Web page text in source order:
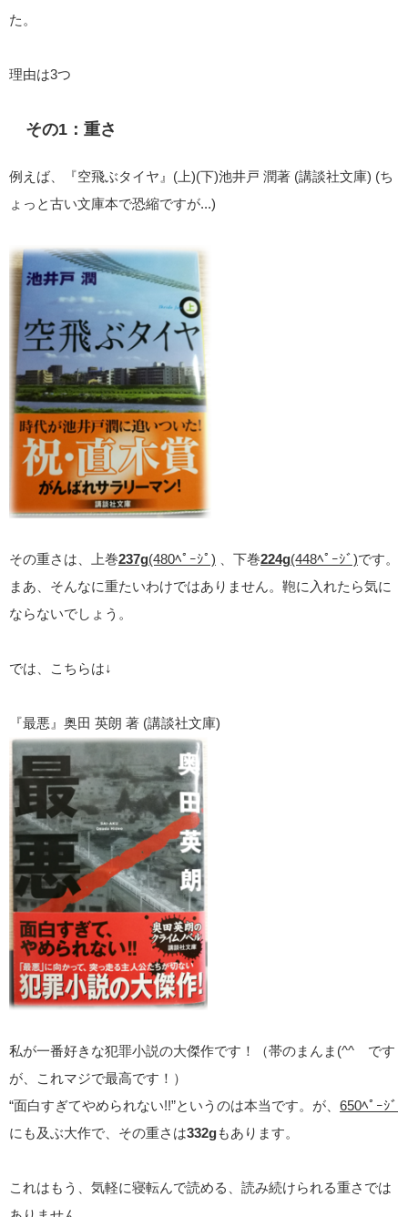
た。
理由は3つ
その1：重さ
例えば、『空飛ぶタイヤ』(上)(下)池井戸 潤著 (講談社文庫) (ち
ょっと古い文庫本で恐縮ですが...)
その重さは、上巻237g(480ﾍﾟｰｼﾟ) 、下巻224g(448ﾍﾟｰｼﾞ)です。
まあ、そんなに重たいわけではありません。鞄に入れたら気に
ならないでしょう。
では、こちらは↓
『最悪』奥田 英朗 著 (講談社文庫)
私が一番好きな犯罪小説の大傑作です！（帯のまんま(^^ゞです
が、これマジで最高です！）
“面白すぎてやめられない!!”というのは本当です。が、 650ﾍﾟｰｼﾞ
にも及ぶ大作で、その重さは332g もあります。
これはもう、気軽に寝転んで読める、読み続けられる重さでは